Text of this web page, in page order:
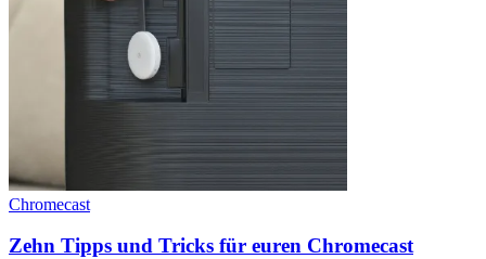
Chromecast
Zehn Tipps und Tricks für euren Chromecast